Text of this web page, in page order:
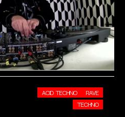
ACID TECHNO RAVE
TECHNO